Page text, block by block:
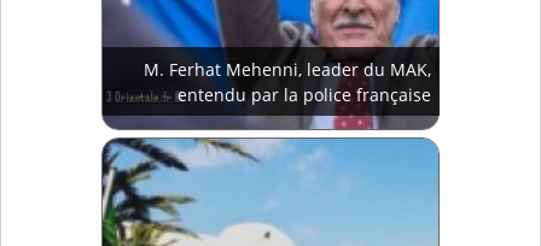
M. Ferhat Mehenni, leader du MAK,
entendu par la police française